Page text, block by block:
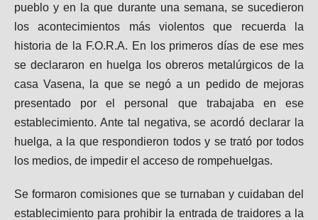
pueblo y en la que durante una semana, se sucedieron
los acontecimientos más violentos que recuerda la
historia de la F.O.R.A. En los primeros días de ese mes
se declararon en huelga los obreros metalúrgicos de la
casa Vasena, la que se negó a un pedido de mejoras
presentado por el personal que trabajaba en ese
establecimiento. Ante tal negativa, se acordó declarar la
huelga, a la que respondieron todos y se trató por todos
los medios, de impedir el acceso de rompehuelgas.
Se formaron comisiones que se turnaban y cuidaban del
establecimiento para prohibir la entrada de traidores a la